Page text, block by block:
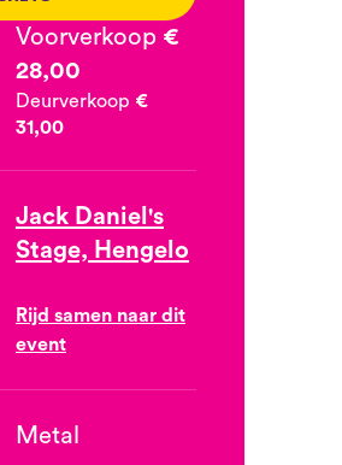
Voorverkoop €
28,00
Deurverkoop €
31,00
Jack Daniel's
Stage, Hengelo
Rijd samen naar dit
event
Metal